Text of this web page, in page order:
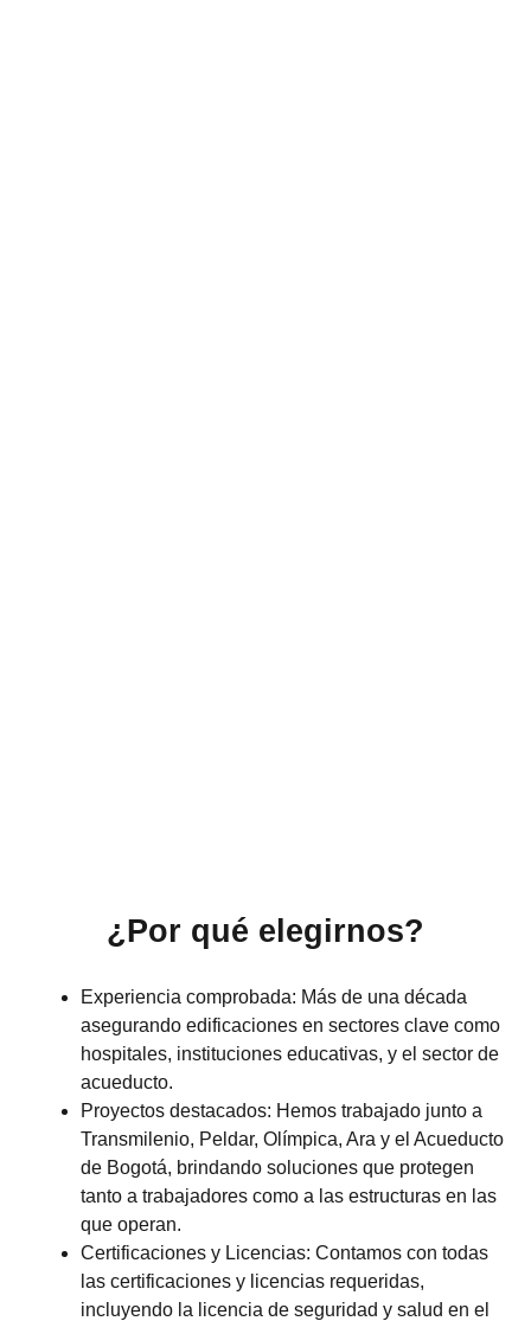
¿Por qué elegirnos?
Experiencia comprobada: Más de una década
asegurando edificaciones en sectores clave como
hospitales, instituciones educativas, y el sector de
acueducto.
Proyectos destacados: Hemos trabajado junto a
Transmilenio, Peldar, Olímpica, Ara y el Acueducto
de Bogotá, brindando soluciones que protegen
tanto a trabajadores como a las estructuras en las
que operan.
Certificaciones y Licencias: Contamos con todas
las certificaciones y licencias requeridas,
incluyendo la licencia de seguridad y salud en el